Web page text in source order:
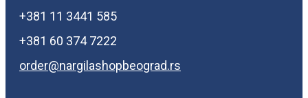
+381 11 3441 585
+381 60 374 7222
order@nargilashopbeograd.rs